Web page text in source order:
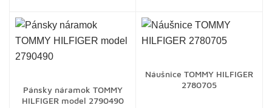
Pánsky náramok TOMMY
HILFIGER model 2790490
Náušnice TOMMY HILFIGER
2780705